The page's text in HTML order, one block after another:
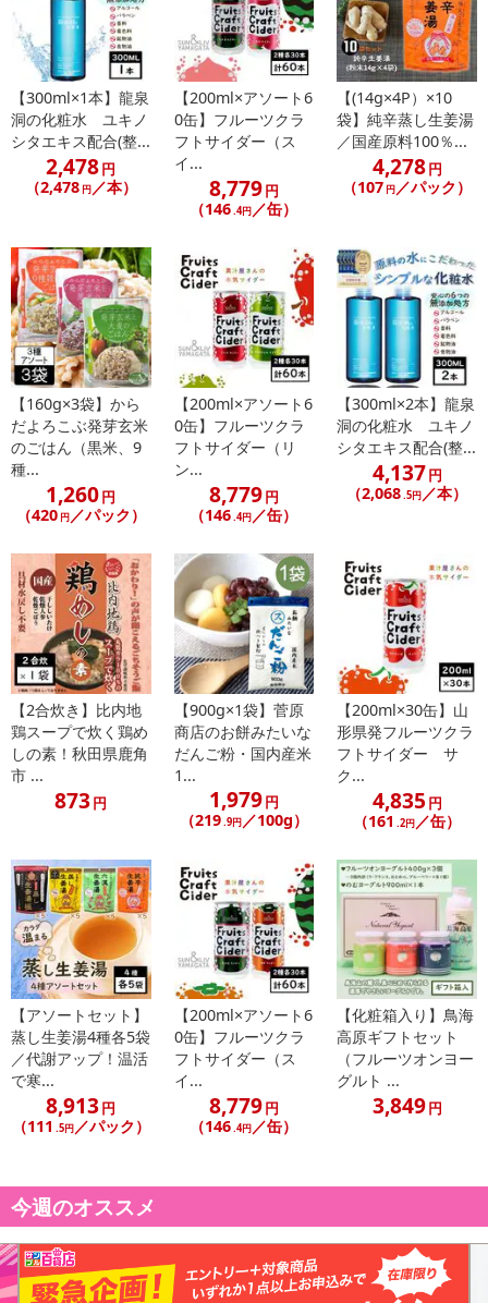
●生乳の味わいを楽しめるほど良い甘さの加糖、生乳の味わいそのま
まのプレーン。
腸活など毎日の健康にもお役立てください。
【300ml×1本】龍泉
洞の化粧水 ユキノ
シタエキス配合(整...
2,478円
（2,478 円／本）
【200ml×アソート6
0缶】フルーツクラ
フトサイダー（ス
イ...
8,779円
（146.4円／缶）
【(14g×4P）×10
袋】純辛蒸し生姜湯
／国産原料100％...
4,278円
（107 円／パック）
【160g×3袋】から
だよろこぶ発芽玄米
のごはん（黒米、9
種...
1,260円
（420 円／パック）
【200ml×アソート6
0缶】フルーツクラ
フトサイダー（リ
ン...
8,779円
（146.4円／缶）
【300ml×2本】龍泉
洞の化粧水 ユキノ
シタエキス配合(整...
4,137円
（2,068.5円／本）
【2合炊き】比内地
鶏スープで炊く鶏め
しの素！秋田県鹿角
市 ...
873円
【900g×1袋】菅原
商店のお餅みたいな
だんご粉・国内産米
1...
1,979円
（219 .9円／100g）
【200ml×30缶】山
形県発フルーツクラ
フトサイダー サ
ク...
4,835 円
（161 .2円 ／缶）
【アソートセット】
蒸し生姜湯4種各5袋
／代謝アップ！温活
で寒...
8,913円
（111 .5円／パック）
【200ml×アソート6
0缶】フルーツクラ
フトサイダー（ス
イ...
8,779円
（146.4円／缶）
【化粧箱入り】鳥海
高原ギフトセット
（フルーツオンヨー
グルト ...
3,849円
今週のオススメ